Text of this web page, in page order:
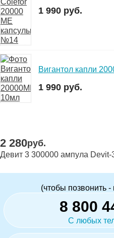
1 990 руб.
Вигантол капли
1 990 руб.
2 280руб.
Девит 3 300000 ампула
(чтобы позвонить
8 800
С любых